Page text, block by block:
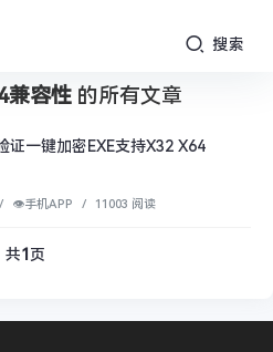
搜索
兼容性 的所有文章
证一键加密EXE支持X32 X64
/ 👁︎手机APP / 11003 阅读
共1 页